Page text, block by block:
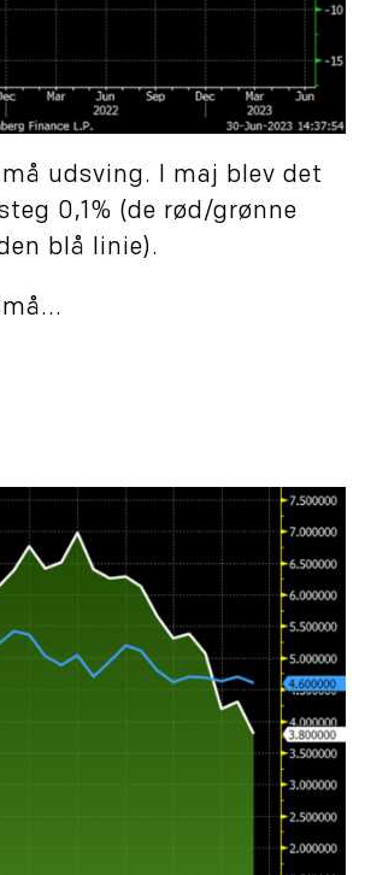
udsving. I maj blev det
0,1% (de rød/grønne
blå linie).